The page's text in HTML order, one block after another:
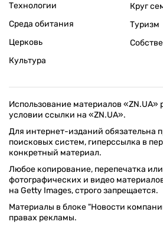
Технологии
Среда обитания
Церковь
Культура
Круг
Туризм
Использование материалов «ZN.UA»
условии ссылки на «ZN.UA».
Для интернет-изданий обязательна
поисковых систем, гиперссылка в
конкретный материал.
Любое копирование, перепечатка
фотографических и видео
на Getty Images, строго запрещается.
Материалы в блоке "Новости
правах рекламы.